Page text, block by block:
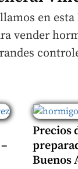
en
vender
Precios
Buenos